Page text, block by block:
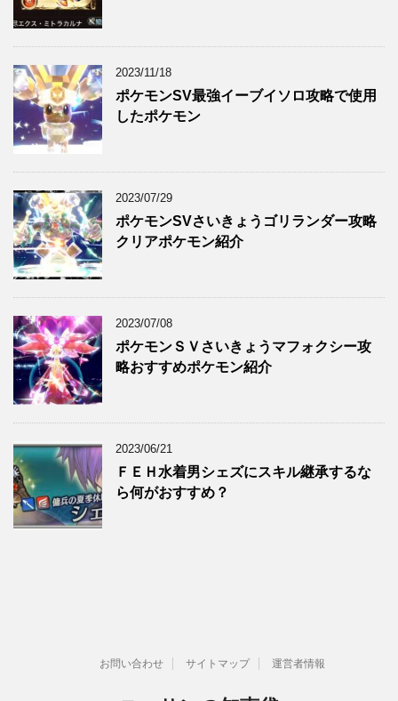
2023/11/18
ポケモンSV最強イーブイソロ攻略で使用
したポケモン
2023/07/29
ポケモンSVさいきょうゴリランダー攻略
クリアポケモン紹介
2023/07/08
ポケモンＳＶさいきょうマフォクシー攻
略おすすめポケモン紹介
2023/06/21
ＦＥＨ水着男シェズにスキル継承するな
ら何がおすすめ？
お問い合わせ サイトマップ 運営者情報